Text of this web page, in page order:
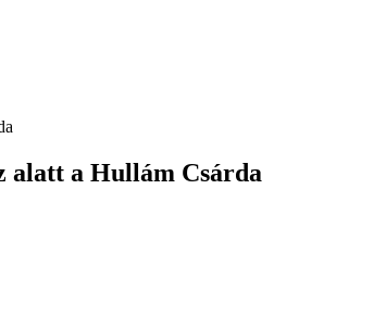
alatt a Hullám Csárda